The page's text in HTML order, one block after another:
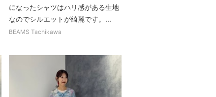
になったシャツはハリ感がある生地
なのでシルエットが綺麗です。...
BEAMS Tachikawa